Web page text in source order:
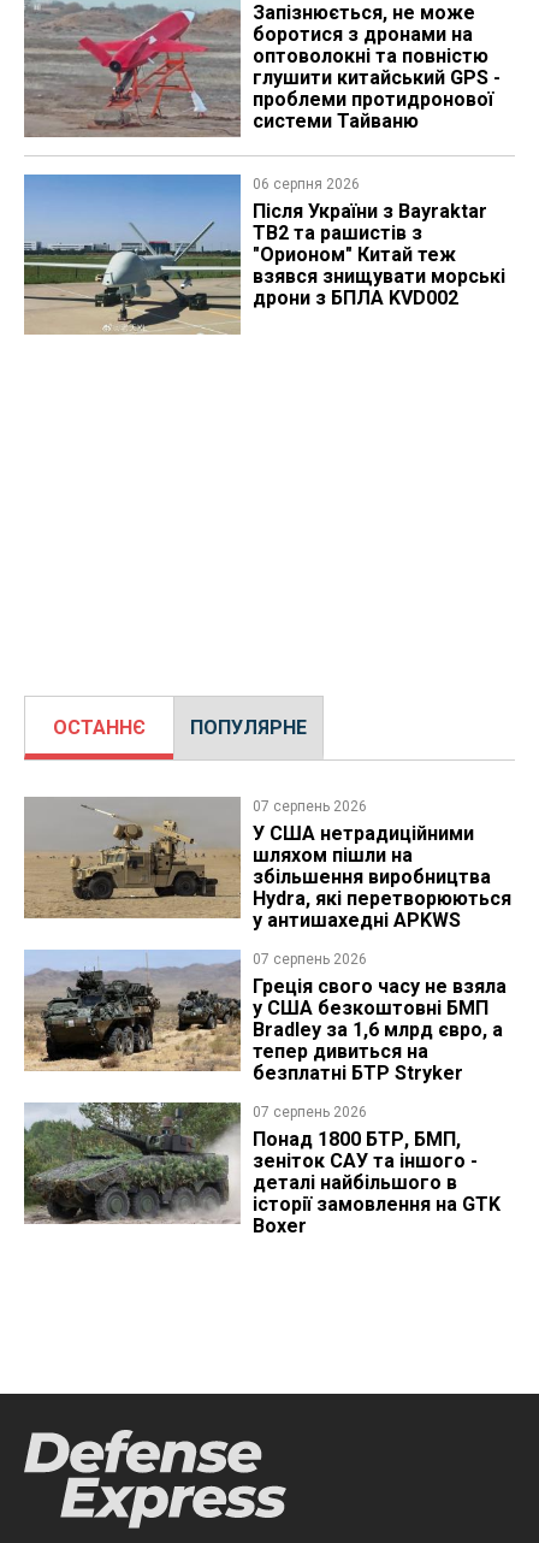
Запізнюється, не може
боротися з дронами на
оптоволокні та повністю
глушити китайський GPS -
проблеми протидронової
системи Тайваню
06 серпня 2026
Після України з Bayraktar
TB2 та рашистів з
"Орионом" Китай теж
взявся знищувати морські
дрони з БПЛА KVD002
ОСТАННЄ ПОПУЛЯРНЕ
07 серпень 2026
У США нетрадиційними
шляхом пішли на
збільшення виробництва
Hydra, які перетворюються
у антишахедні APKWS
07 серпень 2026
Греція свого часу не взяла
у США безкоштовні БМП
Bradley за 1,6 млрд євро, а
тепер дивиться на
безплатні БТР Stryker
07 серпень 2026
Понад 1800 БТР, БМП,
зеніток САУ та іншого -
деталі найбільшого в
історії замовлення на GTK
Boxer